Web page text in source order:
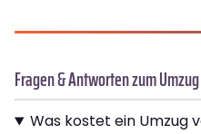
Fragen & Antworten zum
Was kostet ein Umzug